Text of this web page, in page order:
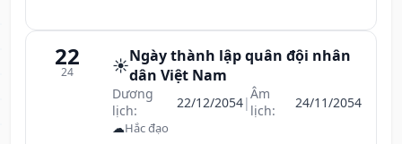
22
24 ☀️Ngày thành lập quân đội nhân
dân Việt Nam
Dương
lịch:
22/12/2054|Âm
lịch:
24/11/2054
☁Hắc đạo